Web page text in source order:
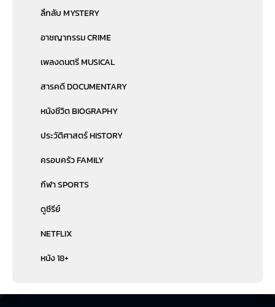
ลึกลับ MYSTERY
อาชญากรรม CRIME
เพลงดนตรี MUSICAL
สารคดี DOCUMENTARY
หนังชีวิต BIOGRAPHY
ประวัติศาสตร์ HISTORY
ครอบครัว FAMILY
กีฬา SPORTS
ดูซีรีย์
NETFLIX
หนัง 18+